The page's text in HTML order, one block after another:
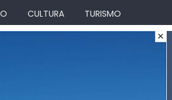
CULTURA TURISMO